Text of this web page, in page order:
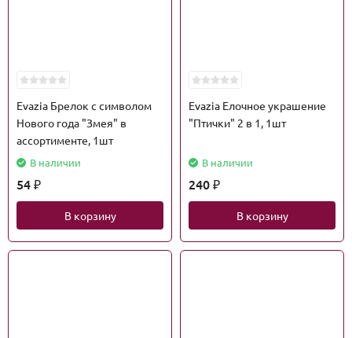
Evazia Брелок с символом
Нового года "Змея" в
ассортименте, 1шт
В наличии
54 ₽
В корзину
Evazia Елочное украшение
"Птички" 2 в 1, 1шт
В наличии
240 ₽
В корзину